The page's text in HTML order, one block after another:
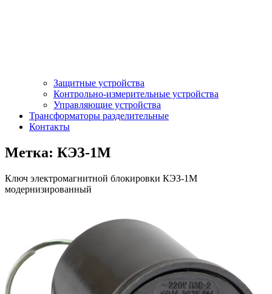
Защитные устройства
Контрольно-измерительные устройства
Управляющие устройства
Трансформаторы разделительные
Контакты
Метка: КЭЗ-1М
Ключ электромагнитной блокировки КЭЗ-1М
модернизированный